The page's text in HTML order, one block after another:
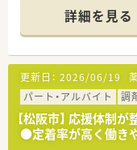
る、ボトムアッ
■育児休業・時
っています。
■任意参加の勉強
境です！
■年間休日123日
やすい環境です。
詳細を見る
更新日： 2026/06/19
パート・アルバイト
調
【松阪市】 応援体制
●定着率が高く働き